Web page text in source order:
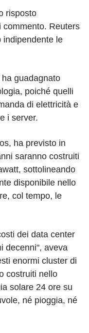
risposto
commento. Reuters
indipendente le
guadagnato
poiché quelli
di elettricità e
i server.
ha previsto in
saranno costruiti
sottolineando
disponibile nello
col tempo, le
dei data center
decenni", aveva
enormi cluster di
costruiti nello
solare 24 ore su
né pioggia, né